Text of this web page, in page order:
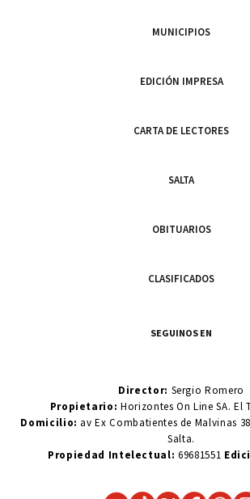
MUNICIPIOS
EDICIÓN IMPRESA
CARTA DE LECTORES
SALTA
OBITUARIOS
CLASIFICADOS
SEGUINOS EN
Director: Sergio Romero
Propietario:Horizontes On Line SA. El
Domicilio: av Ex Combatientes de Malvinas
Salta.
Propiedad Intelectual: 69681551